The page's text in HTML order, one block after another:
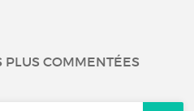
PLUS COMMENTÉES